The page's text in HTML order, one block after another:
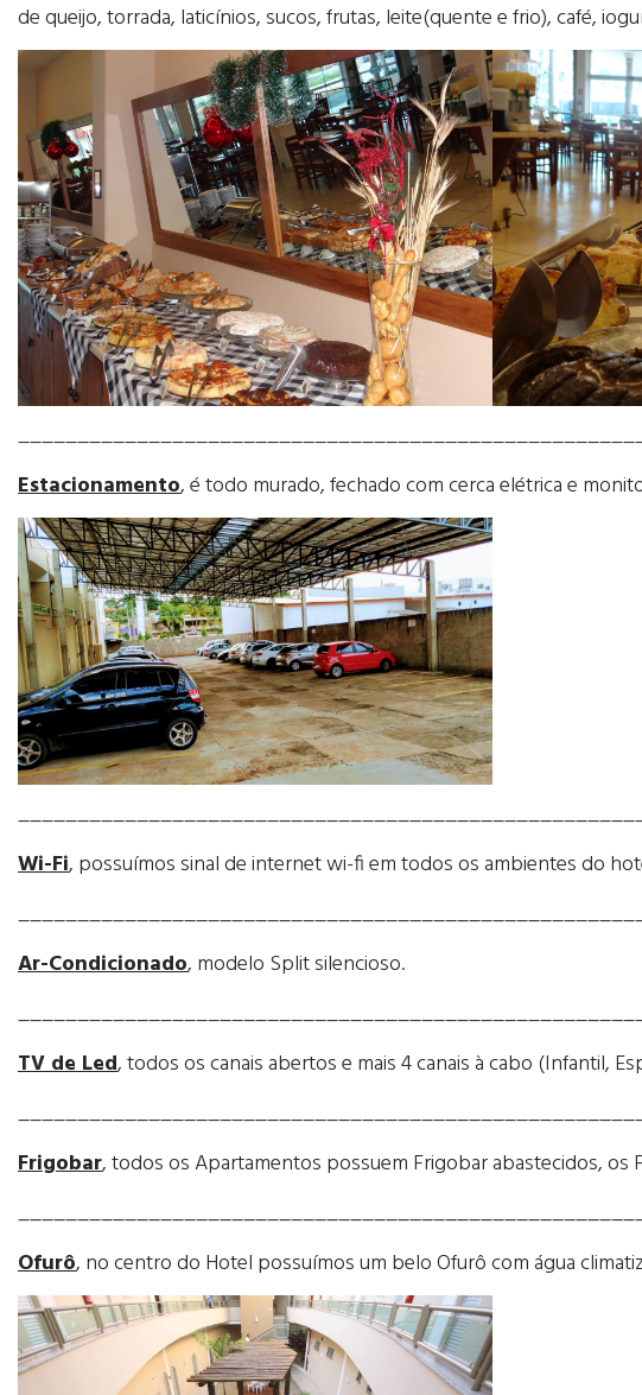
de queijo, torrada, laticínios, sucos, frutas, leite(quente e frio), café,
Estacionamento, é todo murado, fechado com cerca elétrica e
Wi-Fi, possuímos sinal de internet wi-fi em todos os ambientes do
Ar-Condicionado, modelo Split silencioso.
TV de Led, todos os canais abertos e mais 4 canais à cabo (Infantil,
Frigobar, todos os Apartamentos possuem Frigobar abastecidos, os
Ofurô, no centro do Hotel possuímos um belo Ofurô com água